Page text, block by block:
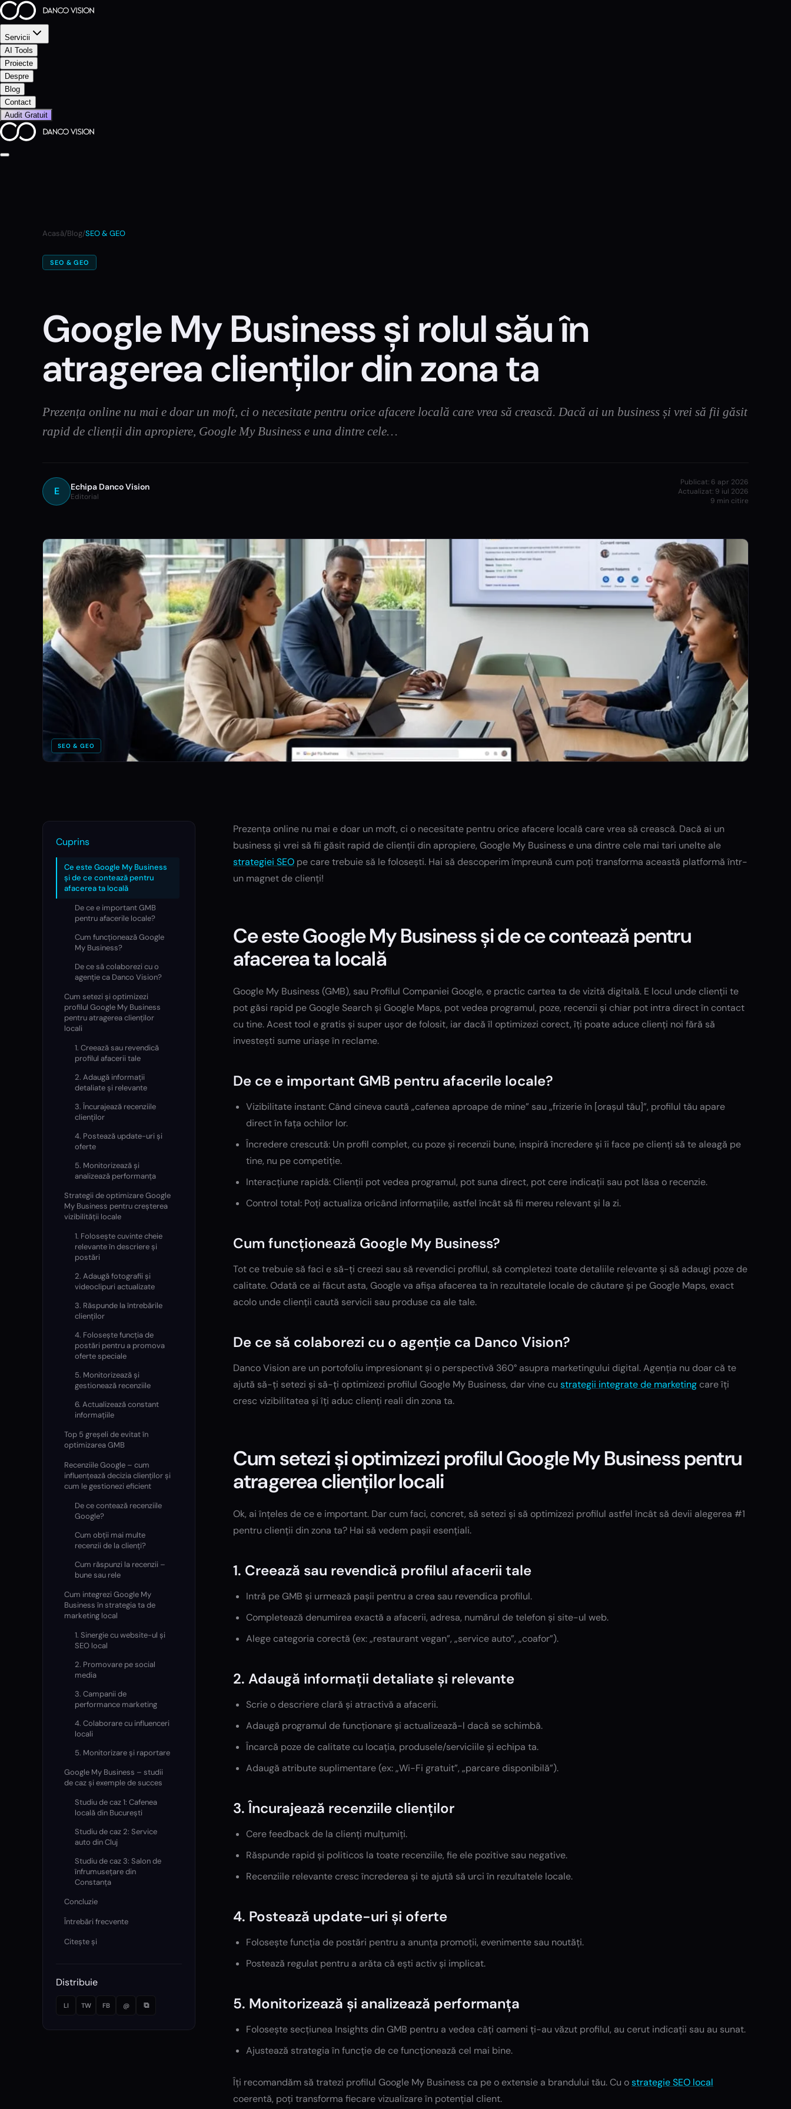
Servicii
AI Tools
Proiecte
Despre
Blog
Contact
Audit Gratuit
Acasă/Blog/SEO & GEO
SEO & GEO
Google My Business și rolul său în
atragerea clienților din zona ta
Prezența online nu mai e doar un moft, ci o necesitate pentru orice afacere locală care vrea să crească. Dacă ai un business și vrei să fii găsit
rapid de clienții din apropiere, Google My Business e una dintre cele…
E Echipa Danco Vision
Editorial
Publicat: 6 apr 2026
Actualizat: 9 iul 2026
9 min citire
SEO & GEO
Cuprins
Ce este Google My Business
și de ce contează pentru
afacerea ta locală
De ce e important GMB
pentru afacerile locale?
Cum funcționează Google
My Business?
De ce să colaborezi cu o
agenție ca Danco Vision?
Cum setezi și optimizezi
profilul Google My Business
pentru atragerea clienților
locali
1. Creează sau revendică
profilul afacerii tale
2. Adaugă informații
detaliate și relevante
3. Încurajează recenziile
clienților
4. Postează update-uri și
oferte
5. Monitorizează și
analizează performanța
Strategii de optimizare Google
My Business pentru creșterea
vizibilității locale
1. Folosește cuvinte cheie
relevante în descriere și
postări
2. Adaugă fotografii și
videoclipuri actualizate
3. Răspunde la întrebările
clienților
4. Folosește funcția de
postări pentru a promova
oferte speciale
5. Monitorizează și
gestionează recenziile
6. Actualizează constant
informațiile
Top 5 greșeli de evitat în
optimizarea GMB
Recenziile Google – cum
influențează decizia clienților și
cum le gestionezi eficient
De ce contează recenziile
Google?
Cum obții mai multe
recenzii de la clienți?
Cum răspunzi la recenzii –
bune sau rele
Cum integrezi Google My
Business în strategia ta de
marketing local
1. Sinergie cu website-ul și
SEO local
2. Promovare pe social
media
3. Campanii de
performance marketing
4. Colaborare cu influenceri
locali
5. Monitorizare și raportare
Google My Business – studii
de caz și exemple de succes
Studiu de caz 1: Cafenea
locală din București
Studiu de caz 2: Service
auto din Cluj
Studiu de caz 3: Salon de
înfrumusețare din
Constanța
Concluzie
Întrebări frecvente
Citește și
Distribuie
LI TW FB @ ⧉
Prezența online nu mai e doar un moft, ci o necesitate pentru orice afacere locală care vrea să crească. Dacă ai un
business și vrei să fii găsit rapid de clienții din apropiere, Google My Business e una dintre cele mai tari unelte ale
strategiei SEO pe care trebuie să le folosești. Hai să descoperim împreună cum poți transforma această platformă într-
un magnet de clienți!
Ce este Google My Business și de ce contează pentru
afacerea ta locală
Google My Business (GMB), sau Profilul Companiei Google, e practic cartea ta de vizită digitală. E locul unde clienții te
pot găsi rapid pe Google Search și Google Maps, pot vedea programul, poze, recenzii și chiar pot intra direct în contact
cu tine. Acest tool e gratis și super ușor de folosit, iar dacă îl optimizezi corect, îți poate aduce clienți noi fără să
investești sume uriașe în reclame.
De ce e important GMB pentru afacerile locale?
Vizibilitate instant: Când cineva caută „cafenea aproape de mine” sau „frizerie în [orașul tău]”, profilul tău apare
direct în fața ochilor lor.
Încredere crescută: Un profil complet, cu poze și recenzii bune, inspiră încredere și îi face pe clienți să te aleagă pe
tine, nu pe competiție.
Interacțiune rapidă: Clienții pot vedea programul, pot suna direct, pot cere indicații sau pot lăsa o recenzie.
Control total: Poți actualiza oricând informațiile, astfel încât să fii mereu relevant și la zi.
Cum funcționează Google My Business?
Tot ce trebuie să faci e să-ți creezi sau să revendici profilul, să completezi toate detaliile relevante și să adaugi poze de
calitate. Odată ce ai făcut asta, Google va afișa afacerea ta în rezultatele locale de căutare și pe Google Maps, exact
acolo unde clienții caută servicii sau produse ca ale tale.
De ce să colaborezi cu o agenție ca Danco Vision?
Danco Vision are un portofoliu impresionant și o perspectivă 360° asupra marketingului digital. Agenția nu doar că te
ajută să-ți setezi și să-ți optimizezi profilul Google My Business, dar vine cu strategii integrate de marketing care îți
cresc vizibilitatea și îți aduc clienți reali din zona ta.
Cum setezi și optimizezi profilul Google My Business pentru
atragerea clienților locali
Ok, ai înțeles de ce e important. Dar cum faci, concret, să setezi și să optimizezi profilul astfel încât să devii alegerea #1
pentru clienții din zona ta? Hai să vedem pașii esențiali.
1. Creează sau revendică profilul afacerii tale
Intră pe GMB și urmează pașii pentru a crea sau revendica profilul.
Completează denumirea exactă a afacerii, adresa, numărul de telefon și site-ul web.
Alege categoria corectă (ex: „restaurant vegan”, „service auto”, „coafor”).
2. Adaugă informații detaliate și relevante
Scrie o descriere clară și atractivă a afacerii.
Adaugă programul de funcționare și actualizează-l dacă se schimbă.
Încarcă poze de calitate cu locația, produsele/serviciile și echipa ta.
Adaugă atribute suplimentare (ex: „Wi-Fi gratuit”, „parcare disponibilă”).
3. Încurajează recenziile clienților
Cere feedback de la clienți mulțumiți.
Răspunde rapid și politicos la toate recenziile, fie ele pozitive sau negative.
Recenziile relevante cresc încrederea și te ajută să urci în rezultatele locale.
4. Postează update-uri și oferte
Folosește funcția de postări pentru a anunța promoții, evenimente sau noutăți.
Postează regulat pentru a arăta că ești activ și implicat.
5. Monitorizează și analizează performanța
Folosește secțiunea Insights din GMB pentru a vedea câți oameni ți-au văzut profilul, au cerut indicații sau au sunat.
Ajustează strategia în funcție de ce funcționează cel mai bine.
Îți recomandăm să tratezi profilul Google My Business ca pe o extensie a brandului tău. Cu ostrategie SEO local
coerentă, poți transforma fiecare vizualizare în potențial client.